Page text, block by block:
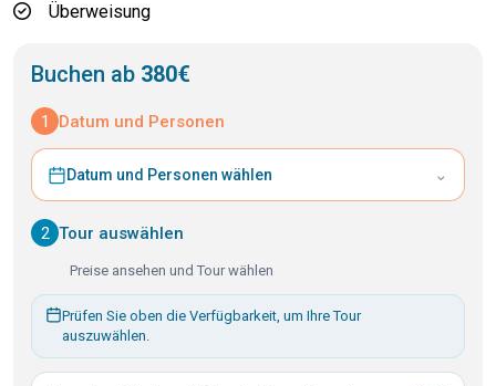
Überweisung
Buchen ab 380€
1 Datum und Personen
Datum und Personen wählen ⌄
2 Tour auswählen
Preise ansehen und Tour wählen
Prüfen Sie oben die Verfügbarkeit, um Ihre Tour
auszuwählen.